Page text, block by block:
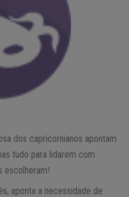
dos capricornianos apontam
tudo para lidarem com
escolheram!
aponta a necessidade de